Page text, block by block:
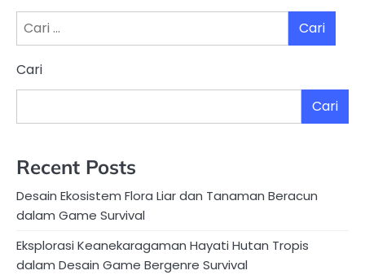
Cari
Cari
Cari
Recent Posts
Desain Ekosistem Flora Liar dan Tanaman Beracun
dalam Game Survival
Eksplorasi Keanekaragaman Hayati Hutan Tropis
dalam Desain Game Bergenre Survival